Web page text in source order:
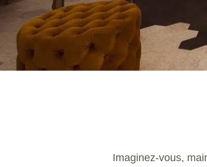
Imaginez-vous,